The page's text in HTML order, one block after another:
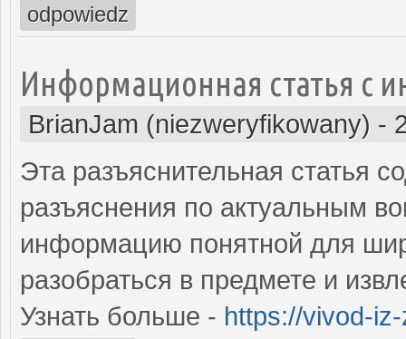
odpowiedz
Информационная статья с
BrianJam (niezweryfikowany) -
Эта разъяснительная статья
разъяснения по актуальным
информацию понятной для
разобраться в предмете и
Узнать больше - https://vivod-